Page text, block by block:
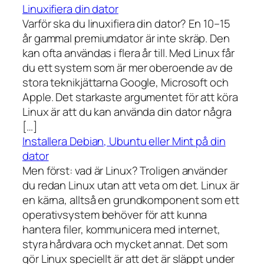
Linuxifiera din dator
Varför ska du linuxifiera din dator? En 10–15
år gammal premiumdator är inte skräp. Den
kan ofta användas i flera år till. Med Linux får
du ett system som är mer oberoende av de
stora teknikjättarna Google, Microsoft och
Apple. Det starkaste argumentet för att köra
Linux är att du kan använda din dator några
[…]
Installera Debian, Ubuntu eller Mint på din
dator
Men först: vad är Linux? Troligen använder
du redan Linux utan att veta om det. Linux är
en kärna, alltså en grundkomponent som ett
operativsystem behöver för att kunna
hantera filer, kommunicera med internet,
styra hårdvara och mycket annat. Det som
gör Linux speciellt är att det är släppt under